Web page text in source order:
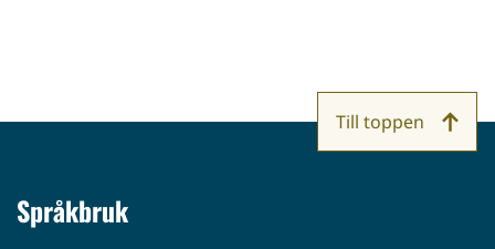
Språkbruk
Till toppen